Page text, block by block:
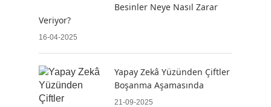
Besinler Neye Nasıl Zarar
Veriyor?
16-04-2025
Yapay Zekâ Yüzünden Çiftler
Boşanma Aşamasında
21-09-2025